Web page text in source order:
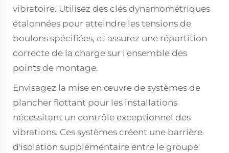
vibratoire. Utilisez des clés dynamométriques
étalonnées pour atteindre les tensions de
boulons spécifiées, et assurez une répartition
correcte de la charge sur l'ensemble des
points de montage.
Envisagez la mise en œuvre de systèmes de
plancher flottant pour les installations
nécessitant un contrôle exceptionnel des
vibrations. Ces systèmes créent une barrière
d'isolation supplémentaire entre le groupe